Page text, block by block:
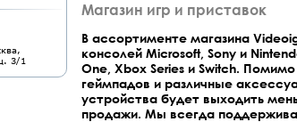
3/1
Магазин игр и приставок
В ассортименте магазина
консолей Microsoft, Sony и
One, Xbox Series и Switch.
геймпадов и различные
устройства будет выходить
продажи. Мы всегда